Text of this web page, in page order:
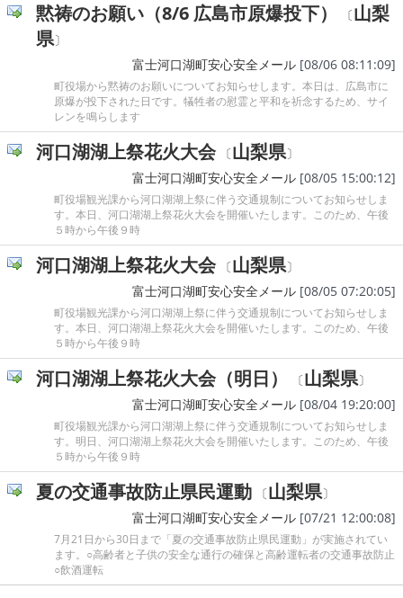
黙祷のお願い（8/6 広島市原爆投下） 〔山梨
県〕
富士河口湖町安心安全メール [08/06 08:11:09]
町役場から黙祷のお願いについてお知らせします。本日は、広島市に
原爆が投下された日です。犠牲者の慰霊と平和を祈念するため、サイ
レンを鳴らします
河口湖湖上祭花火大会〔山梨県〕
富士河口湖町安心安全メール [08/05 15:00:12]
町役場観光課から河口湖湖上祭に伴う交通規制についてお知らせしま
す。本日、河口湖湖上祭花火大会を開催いたします。このため、午後
５時から午後９時
河口湖湖上祭花火大会〔山梨県〕
富士河口湖町安心安全メール [08/05 07:20:05]
町役場観光課から河口湖湖上祭に伴う交通規制についてお知らせしま
す。本日、河口湖湖上祭花火大会を開催いたします。このため、午後
５時から午後９時
河口湖湖上祭花火大会（明日） 〔山梨県〕
富士河口湖町安心安全メール [08/04 19:20:00]
町役場観光課から河口湖湖上祭に伴う交通規制についてお知らせしま
す。明日、河口湖湖上祭花火大会を開催いたします。このため、午後
５時から午後９時
夏の交通事故防止県民運動 〔山梨県〕
富士河口湖町安心安全メール [07/21 12:00:08]
7月21日から30日まで「夏の交通事故防止県民運動」が実施されてい
ます。○高齢者と子供の安全な通行の確保と高齢運転者の交通事故防止
○飲酒運転